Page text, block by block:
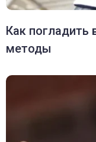
Как погладить
методы